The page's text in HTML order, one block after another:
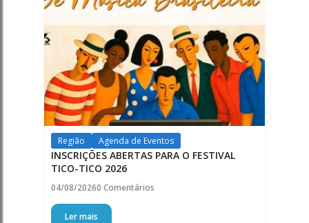
Região Agenda de Eventos
INSCRIÇÕES ABERTAS PARA O FESTIVAL
TICO-TICO 2026
04/08/20260 Comentários
Ler mais